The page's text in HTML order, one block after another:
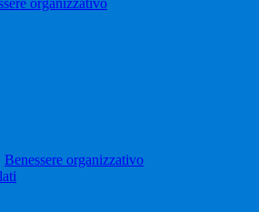
organizzativo
Benessere organizzativo